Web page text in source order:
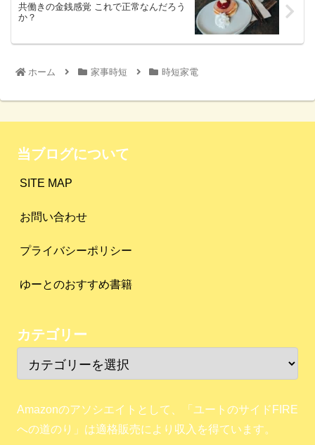
共働きの金銭感覚 これで正常なんだろう
か？
ホーム 家事時短 時短家電
当ブログについて
SITE MAP
お問い合わせ
プライバシーポリシー
ゆーとのおすすめ書籍
カテゴリー
Amazonのアソシエイトとして、「ユートのサイドFIRE
への道のり」は適格販売により収入を得ています。